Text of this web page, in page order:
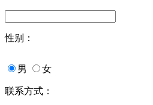
性别：
男 女
联系方式：